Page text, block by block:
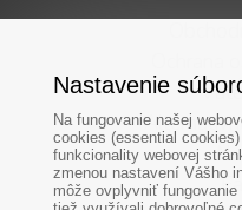
Nastavenie
Na fungovanie našej
cookies (essential
funkcionality webovej
zmenou nastavení Vášho
môže ovplyvniť